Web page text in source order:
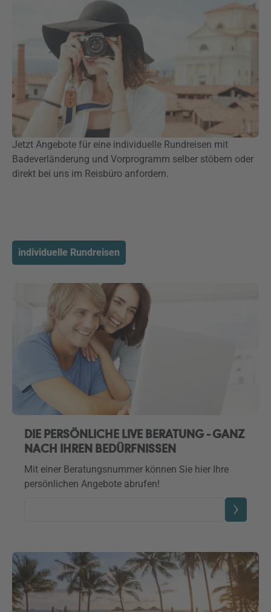
Jetzt Angebote für eine individuelle Rundreisen mit
Badeverländerung und Vorprogramm selber stöbern oder
direkt bei uns im Reisbüro anfordern.
individuelle Rundreisen
DIE PERSÖNLICHE LIVE BERATUNG - GANZ
NACH IHREN BEDÜRFNISSEN
Mit einer Beratungsnummer können Sie hier Ihre
persönlichen Angebote abrufen!